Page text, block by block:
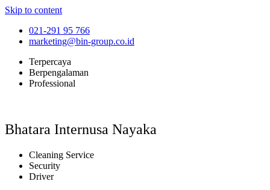
Skip to content
021-291 95 766
marketing@bin-group.co.id
Terpercaya
Berpengalaman
Professional
Bhatara Internusa Nayaka
Cleaning Service
Security
Driver